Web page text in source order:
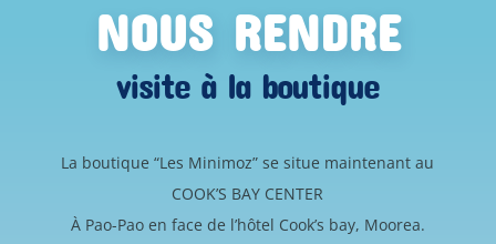
NOUS RENDRE
visite à la boutique
La boutique “Les Minimoz” se situe maintenant au
COOK’S BAY CENTER
À Pao-Pao en face de l’hôtel Cook’s bay, Moorea.